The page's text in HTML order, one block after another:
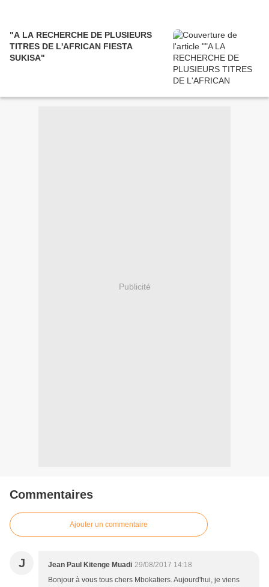
"A LA RECHERCHE DE PLUSIEURS
TITRES DE L'AFRICAN FIESTA
SUKISA"
Publicité
Commentaires
Ajouter un commentaire
J Jean Paul Kitenge Muadi 29/08/2017 14:18
Bonjour à vous tous chers Mbokatiers. Aujourd'hui, je viens